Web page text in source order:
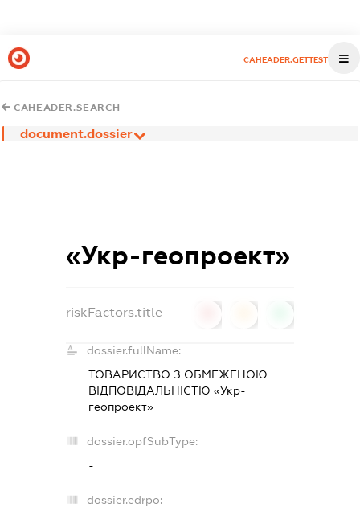
CAHEADER.GETTEST
CAHEADER.SEARCH
document.dossier
«Укр-геопроект»
riskFactors.title
dossier.fullName:
ТОВАРИСТВО З ОБМЕЖЕНОЮ
ВІДПОВІДАЛЬНІСТЮ «Укр-
геопроект»
dossier.opfSubType:
-
dossier.edrpo: